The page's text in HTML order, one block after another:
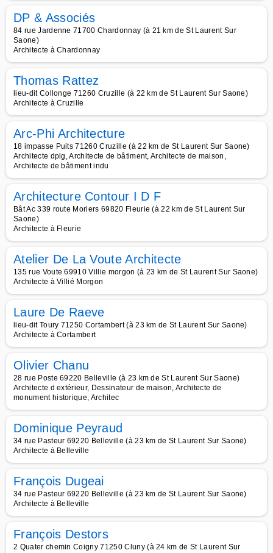
DP & Associés
84 rue Jardenne 71700 Chardonnay (à 21 km de St Laurent Sur
Saone)
Architecte à Chardonnay
Thomas Rattez
lieu-dit Collonge 71260 Cruzille (à 22 km de St Laurent Sur Saone)
Architecte à Cruzille
Arc-Phi Architecture
18 impasse Puits 71260 Cruzille (à 22 km de St Laurent Sur Saone)
Architecte dplg, Architecte de bâtiment, Architecte de maison,
Architecte de bâtiment indu
Architecture Contour I D F
Bât Ac 339 route Moriers 69820 Fleurie (à 22 km de St Laurent Sur
Saone)
Architecte à Fleurie
Atelier De La Voute Architecte
135 rue Voute 69910 Villie morgon (à 23 km de St Laurent Sur Saone)
Architecte à Villié Morgon
Laure De Raeve
lieu-dit Toury 71250 Cortambert (à 23 km de St Laurent Sur Saone)
Architecte à Cortambert
Olivier Chanu
28 rue Poste 69220 Belleville (à 23 km de St Laurent Sur Saone)
Architecte d extérieur, Dessinateur de maison, Architecte de
monument historique, Architec
Dominique Peyraud
34 rue Pasteur 69220 Belleville (à 23 km de St Laurent Sur Saone)
Architecte à Belleville
François Dugeai
34 rue Pasteur 69220 Belleville (à 23 km de St Laurent Sur Saone)
Architecte à Belleville
François Destors
2 Quater chemin Coigny 71250 Cluny (à 24 km de St Laurent Sur